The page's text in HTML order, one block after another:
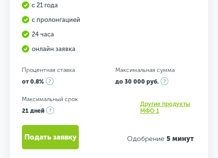
с 21 года
с пролонгацией
24 часа
онлайн заявка
Процентная ставка
от 0.8%
Максимальная сумма
до 30 000 руб.
Максимальный срок
21 дней
Другие продукты
МФО 1
Одобрение 5 минут
Подать заявку